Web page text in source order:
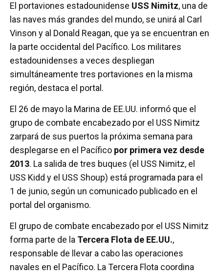
El portaviones estadounidense USS Nimitz, una de
las naves más grandes del mundo, se unirá al Carl
Vinson y al Donald Reagan, que ya se encuentran en
la parte occidental del Pacífico. Los militares
estadounidenses a veces despliegan
simultáneamente tres portaviones en la misma
región, destaca el portal.
El 26 de mayo la Marina de EE.UU. informó que el
grupo de combate encabezado por el USS Nimitz
zarpará de sus puertos la próxima semana para
desplegarse en el Pacífico por primera vez desde
2013. La salida de tres buques (el USS Nimitz, el
USS Kidd y el USS Shoup) está programada para el
1 de junio, según un comunicado publicado en el
portal del organismo.
El grupo de combate encabezado por el USS Nimitz
forma parte de la Tercera Flota de EE.UU.,
responsable de llevar a cabo las operaciones
navales en el Pacífico. La Tercera Flota coordina